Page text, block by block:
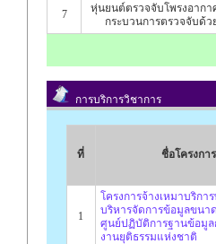
7
หุ่นยนต์ตรวจจับโพรงอากา
กระบวนการตรวจจับด้
การบริการวิชาการ
ที่ ชื่อโครงการ
1
โครงการจ้างเหมาบริกา
บริหารจัดการข้อมูลขนา
ศูนย์ปฏิบัติการฐานข้อมูล
งานยุติธรรมแห่งชาติ